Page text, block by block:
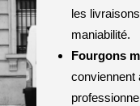
les
maniabilité.
Fourgons
conviennent